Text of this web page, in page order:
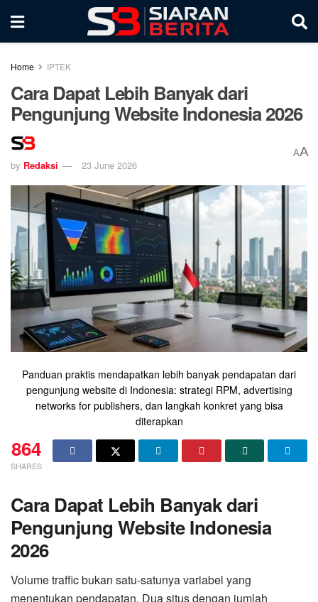
Home IPTEK
Cara Dapat Lebih Banyak dari
Pengunjung Website Indonesia 2026
by Redaksi 23 June 2026
AA
Panduan praktis mendapatkan lebih banyak pendapatan dari
pengunjung website di Indonesia: strategi RPM, advertising
networks for publishers, dan langkah konkret yang bisa
diterapkan
864
SHARES
Cara Dapat Lebih Banyak dari
Pengunjung Website Indonesia
2026
Volume traffic bukan satu-satunya variabel yang
menentukan pendapatan. Dua situs dengan jumlah